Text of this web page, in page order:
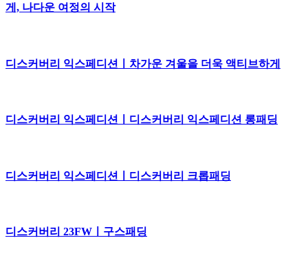
게, 나다운 여정의 시작
디스커버리 익스페디션ㅣ차가운 겨울을 더욱 액티브하게
디스커버리 익스페디션ㅣ디스커버리 익스페디션 롱패딩
디스커버리 익스페디션ㅣ디스커버리 크롭패딩
디스커버리 23FWㅣ구스패딩